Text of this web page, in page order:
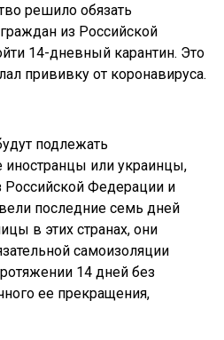
решило обязать
из Российской
14-дневный карантин. Это
прививку от коронавируса.
подлежать
или украинцы,
Федерации и
последние семь дней
в этих странах, они
самоизоляции
14 дней без
ее прекращения,